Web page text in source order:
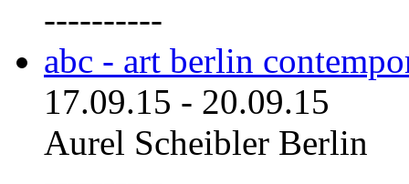
----------
abc - art berlin
17.09.15 - 20.09.15
Aurel Scheibler Berlin